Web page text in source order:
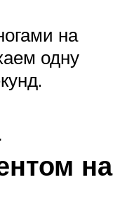
на
одну
на